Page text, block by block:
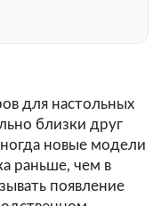
для настольных
близки друг
новые модели
раньше, чем в
появление